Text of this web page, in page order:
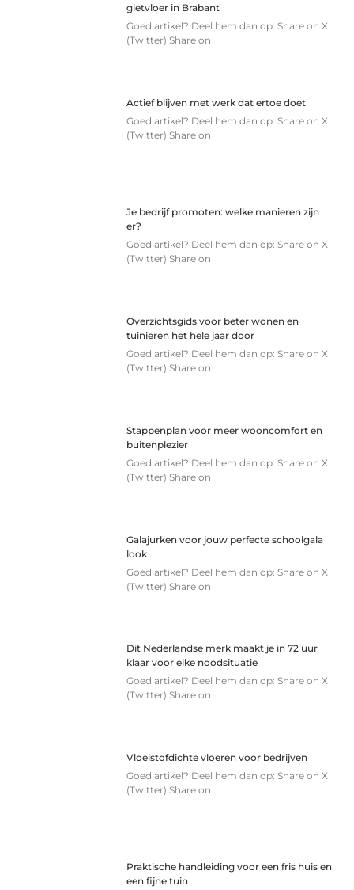
gietvloer in Brabant
Goed artikel? Deel hem dan op: Share on X
(Twitter) Share on
Actief blijven met werk dat ertoe doet
Goed artikel? Deel hem dan op: Share on X
(Twitter) Share on
Je bedrijf promoten: welke manieren zijn
er?
Goed artikel? Deel hem dan op: Share on X
(Twitter) Share on
Overzichtsgids voor beter wonen en
tuinieren het hele jaar door
Goed artikel? Deel hem dan op: Share on X
(Twitter) Share on
Stappenplan voor meer wooncomfort en
buitenplezier
Goed artikel? Deel hem dan op: Share on X
(Twitter) Share on
Galajurken voor jouw perfecte schoolgala
look
Goed artikel? Deel hem dan op: Share on X
(Twitter) Share on
Dit Nederlandse merk maakt je in 72 uur
klaar voor elke noodsituatie
Goed artikel? Deel hem dan op: Share on X
(Twitter) Share on
Vloeistofdichte vloeren voor bedrijven
Goed artikel? Deel hem dan op: Share on X
(Twitter) Share on
Praktische handleiding voor een fris huis en
een fijne tuin